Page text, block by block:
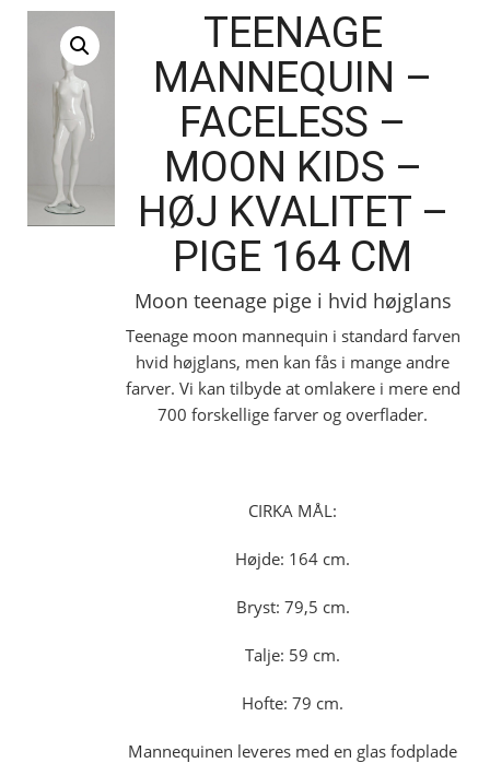
TEENAGE
MANNEQUIN –
FACELESS –
MOON KIDS –
HØJ KVALITET –
PIGE 164 CM
Moon teenage pige i hvid højglans
Teenage moon mannequin i standard farven
hvid højglans, men kan fås i mange andre
farver. Vi kan tilbyde at omlakere i mere end
700 forskellige farver og overflader.
CIRKA MÅL:
Højde: 164 cm.
Bryst: 79,5 cm.
Talje: 59 cm.
Hofte: 79 cm.
Mannequinen leveres med en glas fodplade